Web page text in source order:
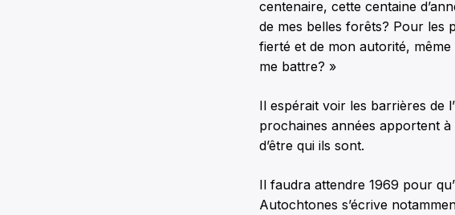
centenaire, cette centaine
de mes belles forêts? Pour les
fierté et de mon autorité,
me battre? »
Il espérait voir les barrières de
prochaines années apportent
d’être qui ils sont.
Il faudra attendre 1969 pour
Autochtones s’écrive